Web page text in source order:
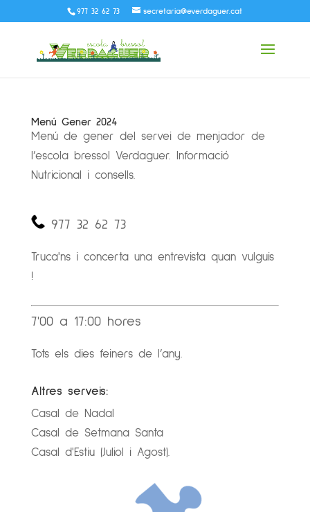
977 32 62 73 secretaria@everdaguer.cat
Menú Gener 2024
Menú de gener del servei de menjador de
l’escola bressol Verdaguer. Informació
Nutricional i consells.
977 32 62 73
Truca'ns i concerta una entrevista quan vulguis
!
7'00 a 17:00 hores
Tots els dies feiners de l’any.
Altres serveis:
Casal de Nadal
Casal de Setmana Santa
Casal d'Estiu (Juliol i Agost).